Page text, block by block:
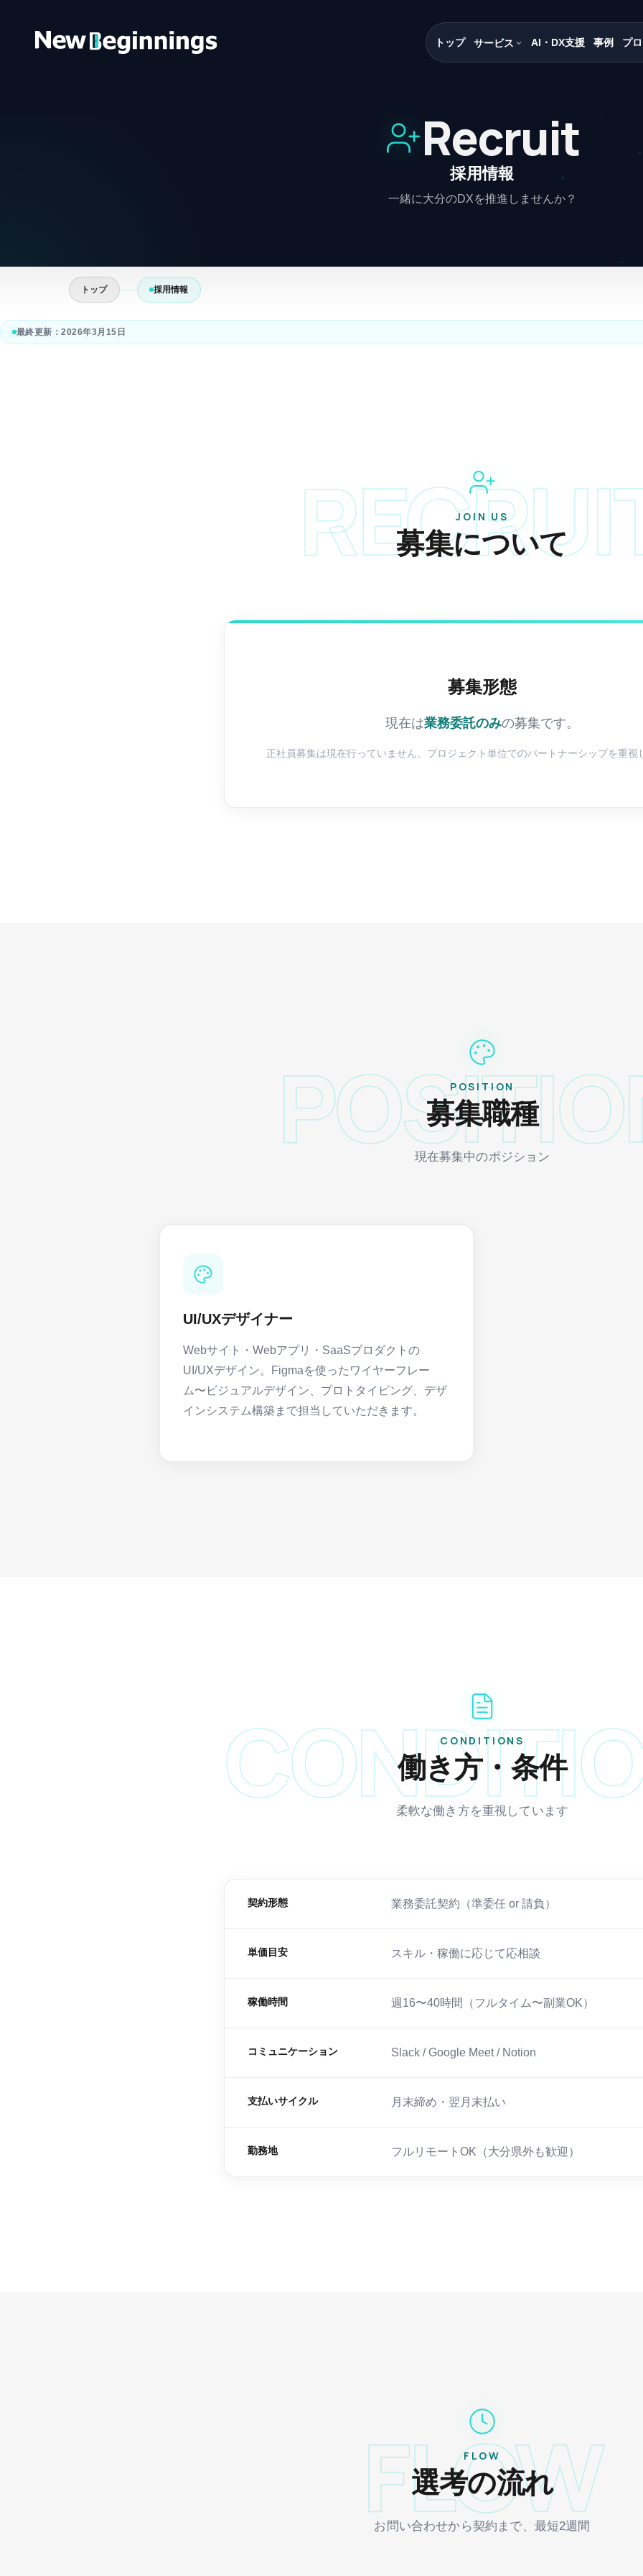
トップ サービス AI・DX支援 事例 プ
Recruit
採用情報
一緒に大分のDXを推進しませんか？
トップ 採用情報
最終更新：2026年3月15日
JOIN US
募集について
募集形態
現在は業務委託のみの募集です。
正社員募集は現在行っていません。プロジェクト単位でのパートナーシップを重視
POSITION
募集職種
現在募集中のポジション
UI/UXデザイナー
Webサイト・Webアプリ・SaaSプロダクトの
UI/UXデザイン。Figmaを使ったワイヤーフレー
ム〜ビジュアルデザイン、プロトタイピング、デザ
インシステム構築まで担当していただきます。
CONDITIONS
働き方・条件
柔軟な働き方を重視しています
契約形態 業務委託契約（準委任 or 請負）
単価目安 スキル・稼働に応じて応相談
稼働時間 週16〜40時間（フルタイム〜副業OK）
コミュニケーション Slack / Google Meet / Notion
支払いサイクル 月末締め・翌月末払い
勤務地 フルリモートOK（大分県外も歓迎）
FLOW
FLOW
選考の流れ
お問い合わせから契約まで、最短2週間